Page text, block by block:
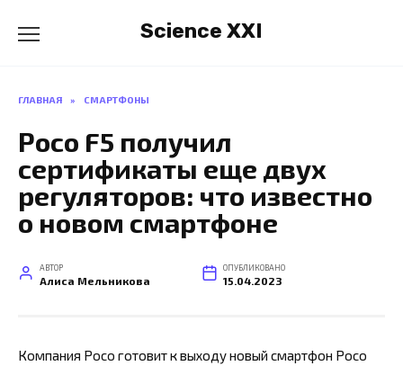
содержанию
Science XXI
ГЛАВНАЯ » СМАРТФОНЫ
Poco F5 получил
сертификаты еще двух
регуляторов: что известно
о новом смартфоне
АВТОР
Алиса Мельникова
ОПУБЛИКОВАНО
15.04.2023
Компания Poco готовит к выходу новый смартфон Poco